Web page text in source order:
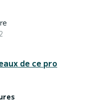
de ce pro